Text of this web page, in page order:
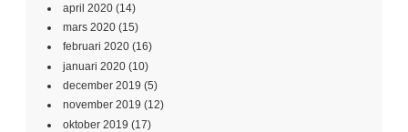
april 2020 (14)
mars 2020 (15)
februari 2020 (16)
januari 2020 (10)
december 2019 (5)
november 2019 (12)
oktober 2019 (17)